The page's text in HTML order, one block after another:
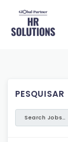
PESQUISAR